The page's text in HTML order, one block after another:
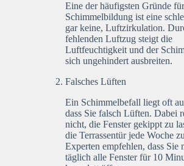
Eine der häufigsten Gründe
Schimmelbildung ist eine
gar keine, Luftzirkulation.
fehlenden Luftzug steigt die
Luftfeuchtigkeit und der
sich ungehindert ausbreiten.
Falsches Lüften
Ein Schimmelbefall liegt oft
dass Sie falsch Lüften. Dabei
nicht, die Fenster gekippt zu
die Terrassentür jede Woche
Experten empfehlen, dass Sie
täglich alle Fenster für 10